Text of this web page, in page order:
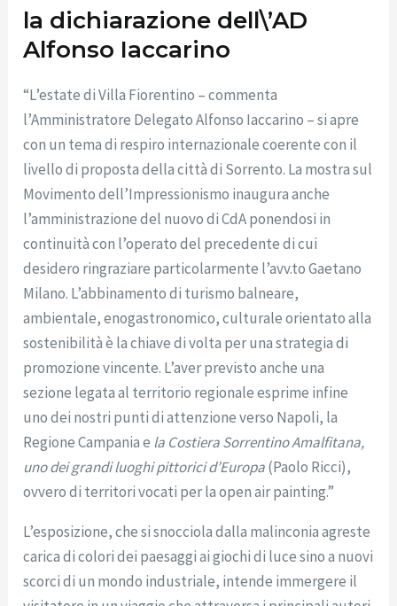
la dichiarazione dell\’AD
Alfonso Iaccarino
“L’estate di Villa Fiorentino – commenta
l’Amministratore Delegato Alfonso Iaccarino – si apre
con un tema di respiro internazionale coerente con il
livello di proposta della città di Sorrento. La mostra sul
Movimento dell’Impressionismo inaugura anche
l’amministrazione del nuovo di CdA ponendosi in
continuità con l’operato del precedente di cui
desidero ringraziare particolarmente l’avv.to Gaetano
Milano. L’abbinamento di turismo balneare,
ambientale, enogastronomico, culturale orientato alla
sostenibilità è la chiave di volta per una strategia di
promozione vincente. L’aver previsto anche una
sezione legata al territorio regionale esprime infine
uno dei nostri punti di attenzione verso Napoli, la
Regione Campania e la Costiera Sorrentino Amalfitana,
uno dei grandi luoghi pittorici d’Europa(Paolo Ricci),
ovvero di territori vocati per la open air painting.”
L’esposizione, che si snocciola dalla malinconia agreste
carica di colori dei paesaggi ai giochi di luce sino a nuovi
scorci di un mondo industriale, intende immergere il